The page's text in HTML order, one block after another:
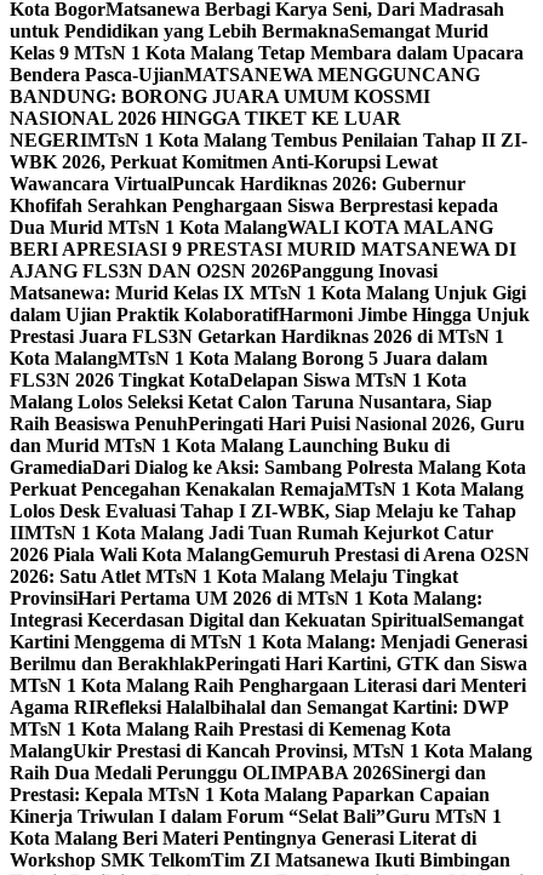
Kota BogorMatsanewa Berbagi Karya Seni, Dari Madrasah
untuk Pendidikan yang Lebih BermaknaSemangat Murid
Kelas 9 MTsN 1 Kota Malang Tetap Membara dalam Upacara
Bendera Pasca-UjianMATSANEWA MENGGUNCANG
BANDUNG: BORONG JUARA UMUM KOSSMI
NASIONAL 2026 HINGGA TIKET KE LUAR
NEGERIMTsN 1 Kota Malang Tembus Penilaian Tahap II ZI-
WBK 2026, Perkuat Komitmen Anti-Korupsi Lewat
Wawancara VirtualPuncak Hardiknas 2026: Gubernur
Khofifah Serahkan Penghargaan Siswa Berprestasi kepada
Dua Murid MTsN 1 Kota MalangWALI KOTA MALANG
BERI APRESIASI 9 PRESTASI MURID MATSANEWA DI
AJANG FLS3N DAN O2SN 2026Panggung Inovasi
Matsanewa: Murid Kelas IX MTsN 1 Kota Malang Unjuk Gigi
dalam Ujian Praktik KolaboratifHarmoni Jimbe Hingga Unjuk
Prestasi Juara FLS3N Getarkan Hardiknas 2026 di MTsN 1
Kota MalangMTsN 1 Kota Malang Borong 5 Juara dalam
FLS3N 2026 Tingkat KotaDelapan Siswa MTsN 1 Kota
Malang Lolos Seleksi Ketat Calon Taruna Nusantara, Siap
Raih Beasiswa PenuhPeringati Hari Puisi Nasional 2026, Guru
dan Murid MTsN 1 Kota Malang Launching Buku di
GramediaDari Dialog ke Aksi: Sambang Polresta Malang Kota
Perkuat Pencegahan Kenakalan RemajaMTsN 1 Kota Malang
Lolos Desk Evaluasi Tahap I ZI-WBK, Siap Melaju ke Tahap
IIMTsN 1 Kota Malang Jadi Tuan Rumah Kejurkot Catur
2026 Piala Wali Kota MalangGemuruh Prestasi di Arena O2SN
2026: Satu Atlet MTsN 1 Kota Malang Melaju Tingkat
ProvinsiHari Pertama UM 2026 di MTsN 1 Kota Malang:
Integrasi Kecerdasan Digital dan Kekuatan SpiritualSemangat
Kartini Menggema di MTsN 1 Kota Malang: Menjadi Generasi
Berilmu dan BerakhlakPeringati Hari Kartini, GTK dan Siswa
MTsN 1 Kota Malang Raih Penghargaan Literasi dari Menteri
Agama RIRefleksi Halalbihalal dan Semangat Kartini: DWP
MTsN 1 Kota Malang Raih Prestasi di Kemenag Kota
MalangUkir Prestasi di Kancah Provinsi, MTsN 1 Kota Malang
Raih Dua Medali Perunggu OLIMPABA 2026Sinergi dan
Prestasi: Kepala MTsN 1 Kota Malang Paparkan Capaian
Kinerja Triwulan I dalam Forum “Selat Bali”Guru MTsN 1
Kota Malang Beri Materi Pentingnya Generasi Literat di
Workshop SMK TelkomTim ZI Matsanewa Ikuti Bimbingan